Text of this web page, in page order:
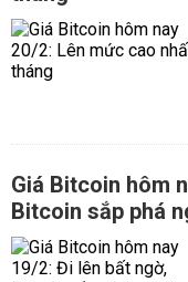
Giá Bitcoin hôm
Bitcoin sắp phá